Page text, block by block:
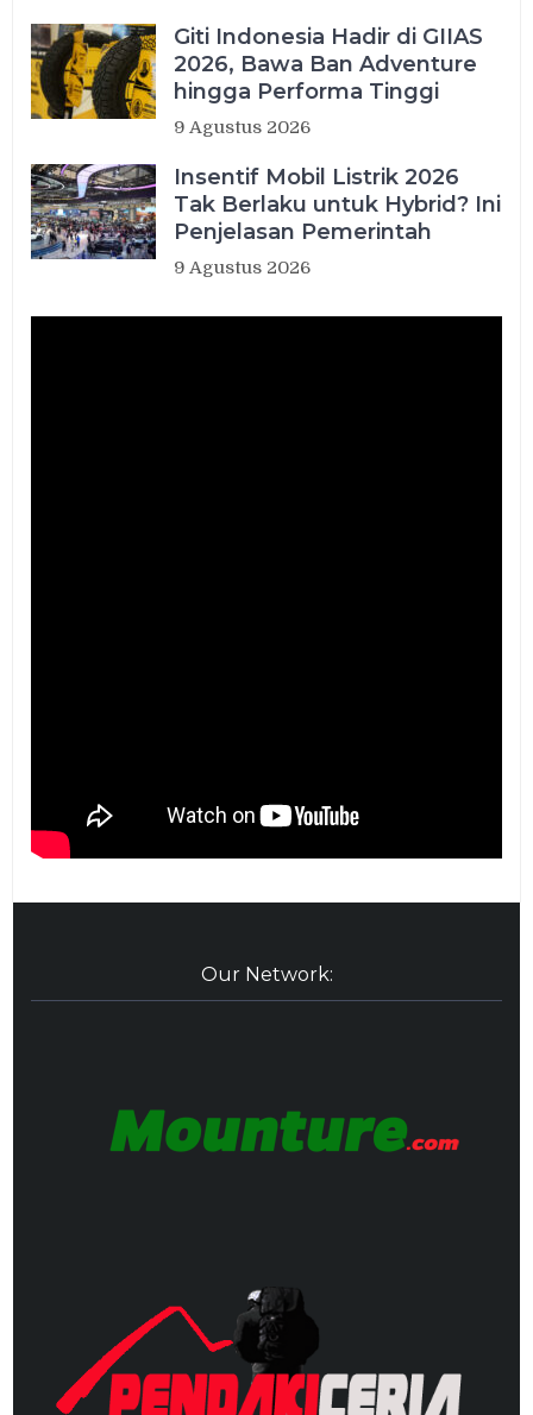
Giti Indonesia Hadir di GIIAS
2026, Bawa Ban Adventure
hingga Performa Tinggi
9 Agustus 2026
Insentif Mobil Listrik 2026
Tak Berlaku untuk Hybrid? Ini
Penjelasan Pemerintah
9 Agustus 2026
Our Network: